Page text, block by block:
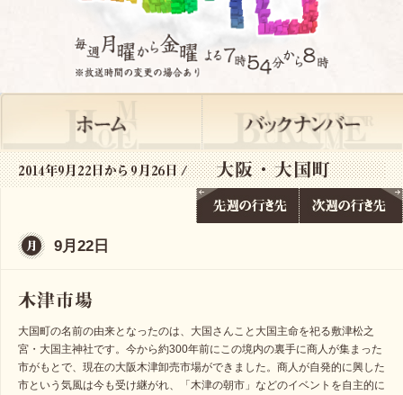
9月22日
大国町の名前の由来となったのは、大国さんこと大国主命を祀る敷津松之
宮・大国主神社です。今から約300年前にこの境内の裏手に商人が集まった
市がもとで、現在の大阪木津卸売市場ができました。商人が自発的に興した
市という気風は今も受け継がれ、「木津の朝市」などのイベントを自主的に